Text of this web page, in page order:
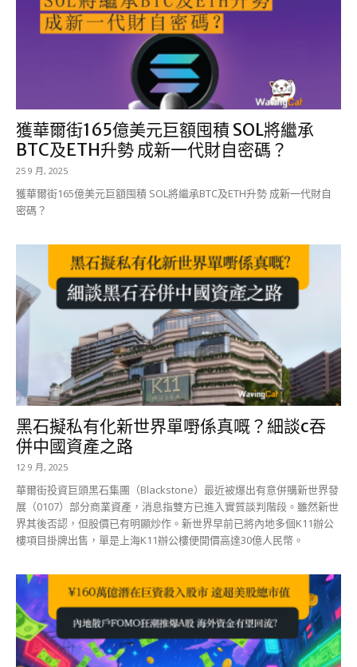
獲華爾街165億美元巨額囤積 SOL將繼承
BTC及ETH升勢 成新一代財自密碼？
25 9 月, 2025
獲華爾街165億美元巨額囤積 SOL將繼承BTC及ETH升勢 成新一代財自
密碼？
黑石擬私有化新世界單嘢係真嘅？細談c吞
併中國資產之路
12 9 月, 2025
華爾街投資巨頭黑石集團（Blackstone）最近被爆出有意併購新世界發
展（0107）部分商業資產，消息指雙方已進入實質談判階段。雖然新世
界其後否認，但股價已有明顯炒作。新世界早前已將內地多個K11辦公
樓項目掛牌出售，單是上海K11辦公樓便開價高達30億人民幣。